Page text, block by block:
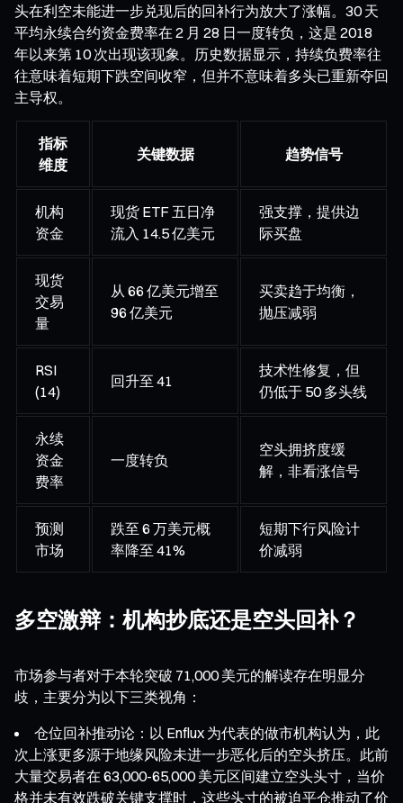
头在利空未能进一步兑现后的回补行为放大了涨幅。30 天
平均永续合约资金费率在 2 月 28 日一度转负，这是 2018
年以来第 10 次出现该现象。历史数据显示，持续负费率往
往意味着短期下跌空间收窄，但并不意味着多头已重新夺回
主导权。
指标
维度
关键数据 趋势信号
机构
资金
现货 ETF 五日净
流入 14.5 亿美元
强支撑，提供边
际买盘
现货
交易
量
从 66 亿美元增至
96 亿美元
买卖趋于均衡，
抛压减弱
RSI
(14)
回升至 41
技术性修复，但
仍低于 50 多头线
永续
资金
费率
一度转负
空头拥挤度缓
解，非看涨信号
预测
市场
跌至 6 万美元概
率降至 41%
短期下行风险计
价减弱
多空激辩：机构抄底还是空头回补？
市场参与者对于本轮突破 71,000 美元的解读存在明显分
歧，主要分为以下三类视角：
仓位回补推动论：以 Enflux 为代表的做市机构认为，此
次上涨更多源于地缘风险未进一步恶化后的空头挤压。此前
大量交易者在 63,000-65,000 美元区间建立空头头寸，当价
格并未有效跌破关键支撑时，这些头寸的被迫平仓推动了价